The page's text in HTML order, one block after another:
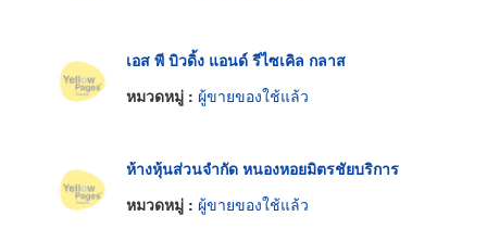
เอส พี บิวดิ้ง แอนด์ รีไซเคิล กลาส
หมวดหมู่ : ผู้ขายของใช้แล้ว
ห้างหุ้นส่วนจำกัด หนองหอยมิตรชัยบริการ
หมวดหมู่ : ผู้ขายของใช้แล้ว